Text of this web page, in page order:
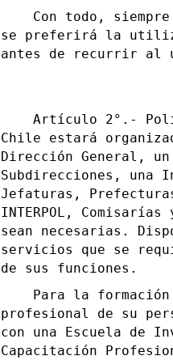
Con todo, siempre
se preferirá la
antes de recurrir al
Artículo 2°.-
Chile estará
Dirección General, un
Subdirecciones, una
Jefaturas,
INTERPOL,
sean necesarias.
servicios que se
de sus funciones.
Para la formación
profesional de su
con una Escuela de
Capacitación